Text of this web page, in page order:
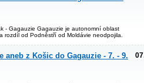
- Gagauzie Gagauzie je autonomní oblast
rozdíl od Podněstří od Moldávie neodpojila.
aneb z Košic do Gagauzie - 7. - 9.